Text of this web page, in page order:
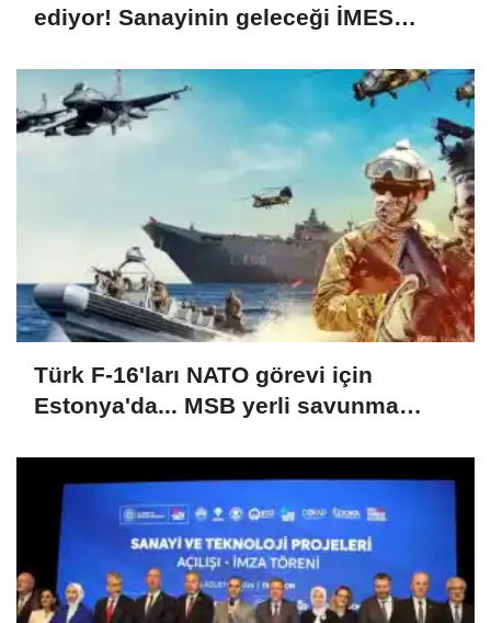
ediyor! Sanayinin geleceği İMES
Türk F-16'ları NATO görevi için
Estonya'da... MSB yerli savunma